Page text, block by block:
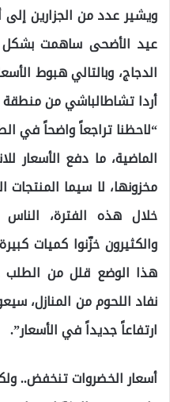
ويشير عدد من الجزارين إلى
عيد الأضحى ساهمت بشكل
الدجاج، وبالتالي هبوط
أردا تشاطالباشي من
“لاحظنا تراجعاً واضحاً في
الماضية، ما دفع الأسعار
مخزونها، لا سيما
خلال هذه الفترة، الناس
والكثيرون خزّنوا كميات
هذا الوضع قلل من الطلب
نفاد اللحوم من المنازل،
ارتفاعاً جديداً في الأسعار”.
أسعار الخضروات تنخفض..